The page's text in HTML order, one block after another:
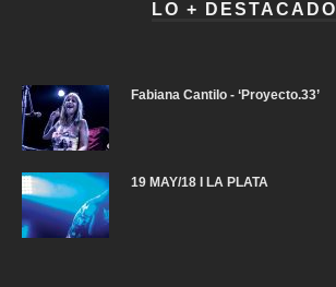
LO + DESTACADO
Fabiana Cantilo - ‘Proyecto.33’
19 MAY/18 I LA PLATA